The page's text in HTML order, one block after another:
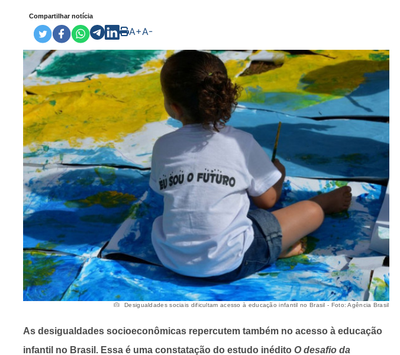
Compartilhar notícia
A+A-
Desigualdades sociais dificultam acesso à educação infantil no Brasil - Foto: Agência Brasil
As desigualdades socioeconômicas repercutem também no acesso à educação
infantil no Brasil. Essa é uma constatação do estudo inédito O desafio da